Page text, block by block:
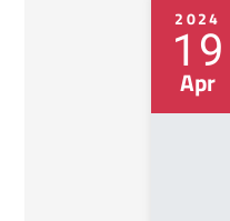
2024
19
Apr